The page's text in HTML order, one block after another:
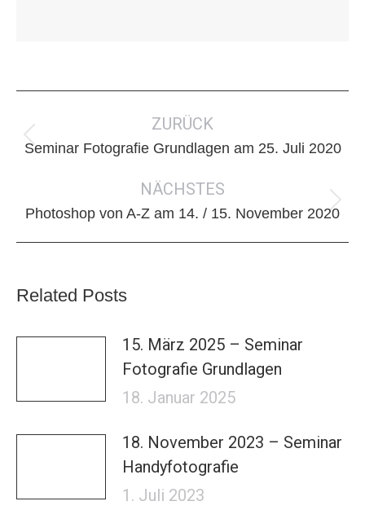
ZURÜCK
Vorheriger
Seminar Fotografie Grundlagen am 25. Juli 2020
NÄCHSTES
Nächster
Photoshop von A-Z am 14. / 15. November 2020
Related Posts
15. März 2025 – Seminar
Fotografie Grundlagen
18. Januar 2025
18. November 2023 – Seminar
Handyfotografie
1. Juli 2023